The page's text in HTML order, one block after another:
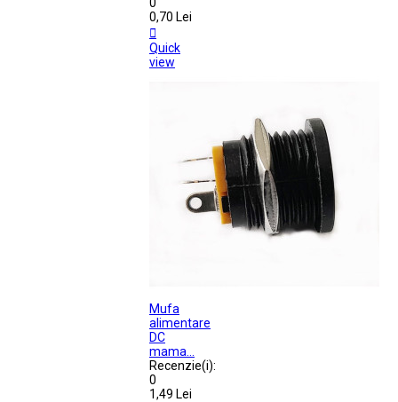
0,70 Lei

Quick
view
Mufa
alimentare
DC
mama...
Recenzie(i):
0
1,49 Lei